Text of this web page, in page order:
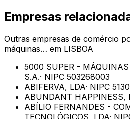
Empresas
Outras empresas de comércio
máquinas… em LISBOA
5000 SUPER -
S.A.· NIPC 503268003
ABIFERVA, LDA· NIPC
ABUNDANT HAPPINESS,
ABÍLIO FERNANDES -
TECNOLÓGICOS, LDA·